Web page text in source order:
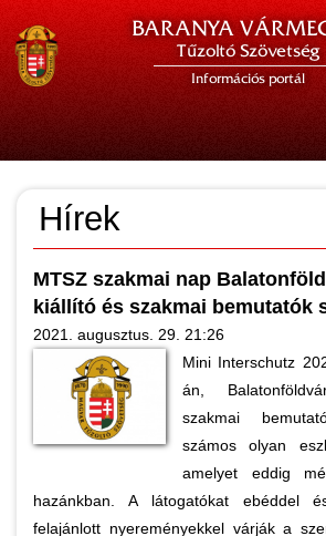
BARANYA
Tűzoltó Szövetség
Információs portál
Hírek
MTSZ szakmai nap
kiállító és szakmai bemutatók
2021. augusztus. 29. 21:26
Mini Interschutz
án,
szakmai
számos olyan
amelyet eddig
hazánkban. A látogatókat ebéddel
felajánlott nyereményekkel várják a